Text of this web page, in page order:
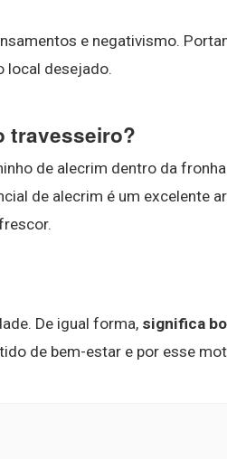
e negativismo.
local desejado.
travesseiro?
de alecrim dentro da
de alecrim é um excelente
De igual forma, significa
de bem-estar e por esse